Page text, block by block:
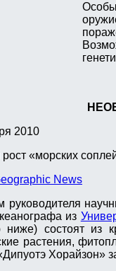
2010
«морских
News
руководителя
из
ниже) состоят из
растения,
Хорайзон»